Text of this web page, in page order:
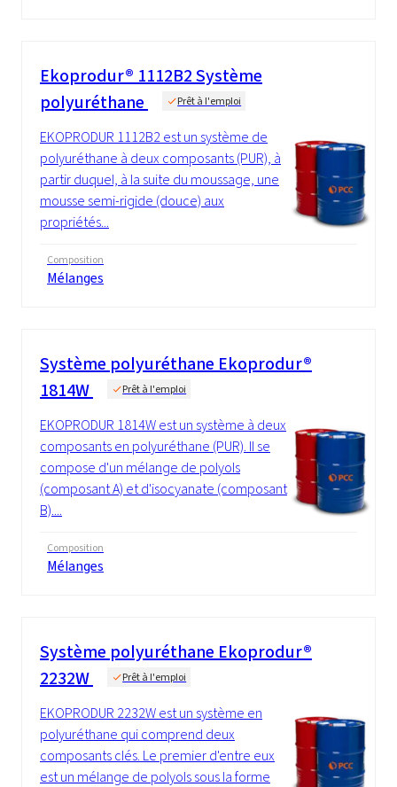
Ekoprodur® 1112B2 Système
polyuréthane
Prêt à l'emploi
EKOPRODUR 1112B2 est un système de
polyuréthane à deux composants (PUR), à
partir duquel, à la suite du moussage, une
mousse semi-rigide (douce) aux
propriétés...
Composition
Mélanges
Système polyuréthane Ekoprodur®
1814W
Prêt à l'emploi
EKOPRODUR 1814W est un système à deux
composants en polyuréthane (PUR). Il se
compose d'un mélange de polyols
(composant A) et d'isocyanate (composant
B)....
Composition
Mélanges
Système polyuréthane Ekoprodur®
2232W
Prêt à l'emploi
EKOPRODUR 2232W est un système en
polyuréthane qui comprend deux
composants clés. Le premier d'entre eux
est un mélange de polyols sous la forme